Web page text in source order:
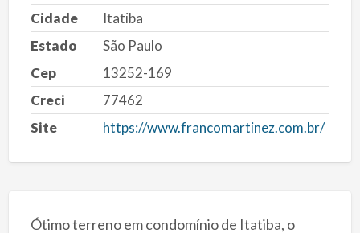
Cidade
Itatiba
Estado
São Paulo
Cep
13252-169
Creci
77462
Site
https://www.francomartinez.com.br/
Ótimo terreno em condomínio de Itatiba, o